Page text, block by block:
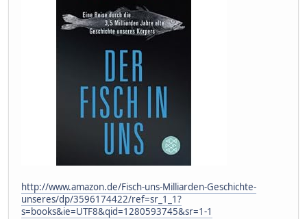
http://www.amazon.de/Fisch-uns-Milliarden-Geschichte-
unseres/dp/3596174422/ref=sr_1_1?
s=books&ie=UTF8&qid=1280593745&sr=1-1